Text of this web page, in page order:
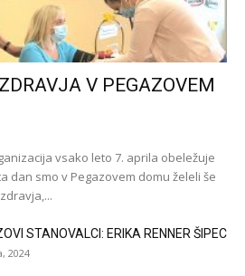
V PEGAZOVEM
vsako leto 7. aprila obeležuje
dan smo v Pegazovem domu želeli še
STANOVALCI: ERIKA RENNER ŠIPEC
2024